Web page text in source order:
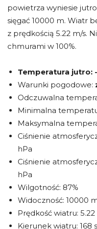
powietrza wyniesie
sięgać 10000 m. Wiatr
z prędkością 5.22 m/s.
chmurami w 100%.
Temperatura jutro:
Warunki pogodowe:
Odczuwalna
Minimalna
Maksymalna
Ciśnienie
hPa
Ciśnienie
hPa
Wilgotność: 87%
Widoczność: 10000
Prędkość wiatru: 5.22
Kierunek wiatru: 168